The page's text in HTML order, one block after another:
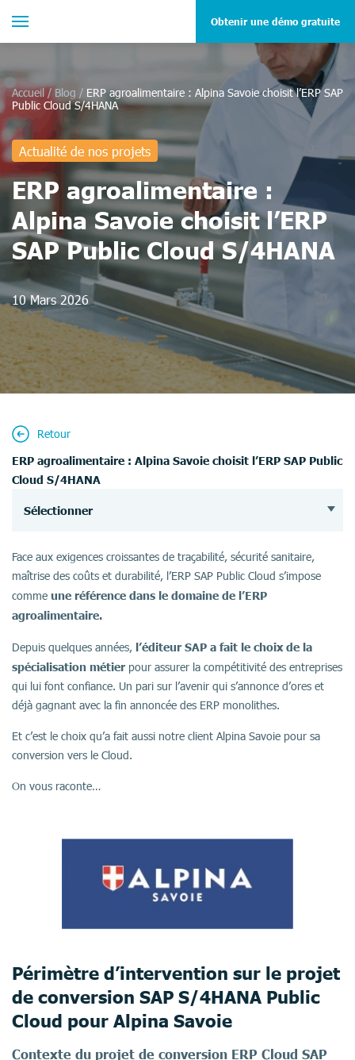
Obtenir une démo gratuite
Accueil / Blog / ERP agroalimentaire : Alpina Savoie choisit l’ERP SAP
Public Cloud S/4HANA
Actualité de nos projets
ERP agroalimentaire :
Alpina Savoie choisit l’ERP
SAP Public Cloud S/4HANA
10 Mars 2026
Retour
ERP agroalimentaire : Alpina Savoie choisit l’ERP SAP Public
Cloud S/4HANA
Sélectionner
Face aux exigences croissantes de traçabilité, sécurité sanitaire,
maîtrise des coûts et durabilité, l’ERP SAP Public Cloud s’impose
comme une référence dans le domaine de l’ERP
agroalimentaire.
Depuis quelques années, l’éditeur SAP a fait le choix de la
spécialisation métier pour assurer la compétitivité des entreprises
qui lui font confiance. Un pari sur l’avenir qui s’annonce d’ores et
déjà gagnant avec la fin annoncée des ERP monolithes.
Et c’est le choix qu’a fait aussi notre client Alpina Savoie pour sa
conversion vers le Cloud.
On vous raconte…
Périmètre d’intervention sur le projet
de conversion SAP S/4HANA Public
Cloud pour Alpina Savoie
Contexte du projet de conversion ERP Cloud SAP